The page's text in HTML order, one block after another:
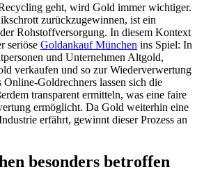
geht, wird Gold immer wichtiger.
zurückzugewinnen, ist ein
Rohstoffversorgung. In diesem Kontext
seriöse Goldankauf München ins Spiel: In
und Unternehmen Altgold,
verkaufen und so zur Wiederverwertung
Goldrechners lassen sich die
transparent ermitteln, was eine faire
ermöglicht. Da Gold weiterhin eine
erfährt, gewinnt dieser Prozess an
besonders betroffen